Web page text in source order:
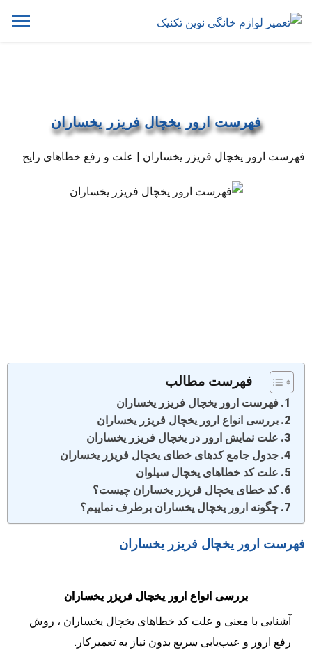
فهرست ارور یخچال فریزر یخساران
فهرست ارور یخچال فریزر یخساران | علت و رفع خطاهای رایج
فهرست مطالب
فهرست ارور یخچال فریزر یخساران
بررسی انواع ارور یخچال فریزر یخساران
علت نمایش ارور در یخچال فریزر یخساران
جدول جامع کدهای خطای یخچال فریزر یخساران
علت کد خطاهای یخچال سیلوان
کد خطای یخچال فریزر یخساران چیست؟
چگونه ارور یخچال یخساران برطرف نماییم؟
فهرست ارور یخچال فریزر یخساران
بررسی انواع ارور یخچال فریزر یخساران
آشنایی با معنی و علت کد خطاهای یخچال یخساران ، روش
رفع ارور و عیب‌یابی سریع بدون نیاز به تعمیرکار.